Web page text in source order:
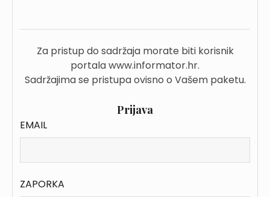
Za pristup do sadržaja morate biti korisnik
portala www.informator.hr.
Sadržajima se pristupa ovisno o Vašem paketu.
Prijava
EMAIL
ZAPORKA